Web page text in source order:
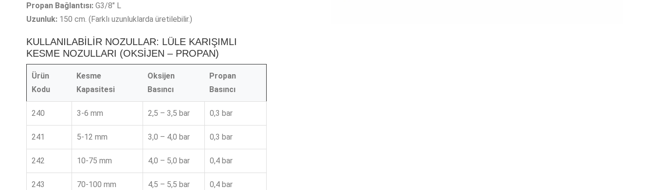
Propan Bağlantısı:G3/8″ L
Uzunluk:150 cm. (Farklı uzunluklarda üretilebilir.)
KULLANILABİLİR NOZULLAR: LÜLE KARIŞIMLI
KESME NOZULLARI (OKSİJEN – PROPAN)
Ürün
Kodu
Kesme
Kapasitesi
Oksijen
Basıncı
Propan
Basıncı
240 3-6 mm 2,5 – 3,5 bar 0,3 bar
241 5-12 mm 3,0 – 4,0 bar 0,3 bar
242 10-75 mm 4,0 – 5,0 bar 0,4 bar
243 70-100 mm 4,5 – 5,5 bar 0,4 bar